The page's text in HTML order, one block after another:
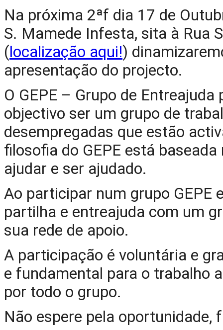
Na próxima 2ªf dia 17 de
S. Mamede Infesta, sita à Rua
(localização aqui!)
apresentação do projecto.
O GEPE – Grupo de
objectivo ser um grupo de
desempregadas que estão
filosofia do GEPE está
ajudar e ser ajudado.
Ao participar num grupo
partilha e entreajuda com um
sua rede de apoio.
A participação é voluntária e
e fundamental para o trabalho
por todo o grupo.
Não espere pela oportunidade,